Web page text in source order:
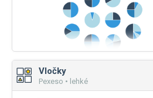
Vločky
Pexeso • lehké